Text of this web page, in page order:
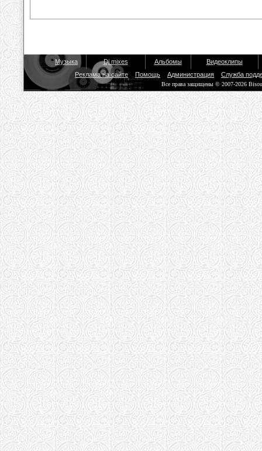
Музыка Dj mixes Альбомы
Видеоклипы
Реклама на сайте
Помощь Администрация Служба
Все права защищены © 2007-2026